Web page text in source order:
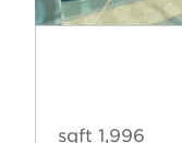
1,996 sqft